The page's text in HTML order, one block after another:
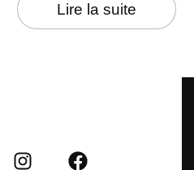
Lire la suite